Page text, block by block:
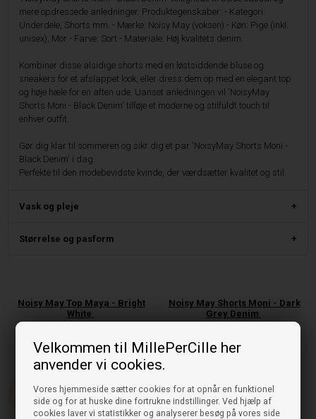
Velkommen til MillePerCille her
anvender vi cookies.
Vores hjemmeside sætter cookies for at opnår en funktionel
side og for at huske dine fortrukne indstillinger. Ved hjælp af
cookies laver vi statistikker og analyserer besøg på vores side
mere opdressede anledninger. Produktegenskaber: - Kategori:
Underdele, Shorts mm. - Mærke: Noisy May (voksen) - Køn: Pige (inkl.
unisex), Mor - Farve: Sort - Materiale: Høj kvalitets denim.
Kombiner disse alsidige shorts med en løstsiddende bluse og
sneakers for et afslappet look, eller dress dem op med en elegant top
og høje hæle for en aften ude. Uanset anledningen vil 'NoisyMay
Shorts Moni - Black Denim' tilføje et moderne og stilfuldt touch til
enhver outfit.
Gør dig klar til sommeren og sikr dig et par 'NoisyMay Shorts Moni -
Black Denim' i dag.
Perfekte til den modebevidste kvinde, der værdsætter kvalitet og stil.
Vask og pleje
Størrelse og pasform
Noisy May Top Maya - Bright
White
På lager, klar til levering
Noisy May Shorts Moni - Dark
Grey Denim
På lager, klar til levering